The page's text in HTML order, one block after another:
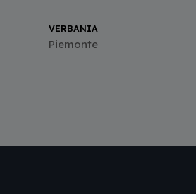
VERBANIA
Piemonte